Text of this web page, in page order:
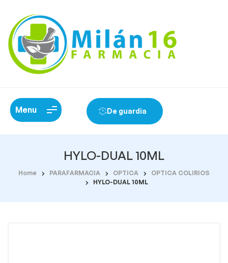
Menu De guardia
HYLO-DUAL 10ML
Home PARAFARMACIA OPTICA
OPTICA COLIRIOS
HYLO-DUAL 10ML